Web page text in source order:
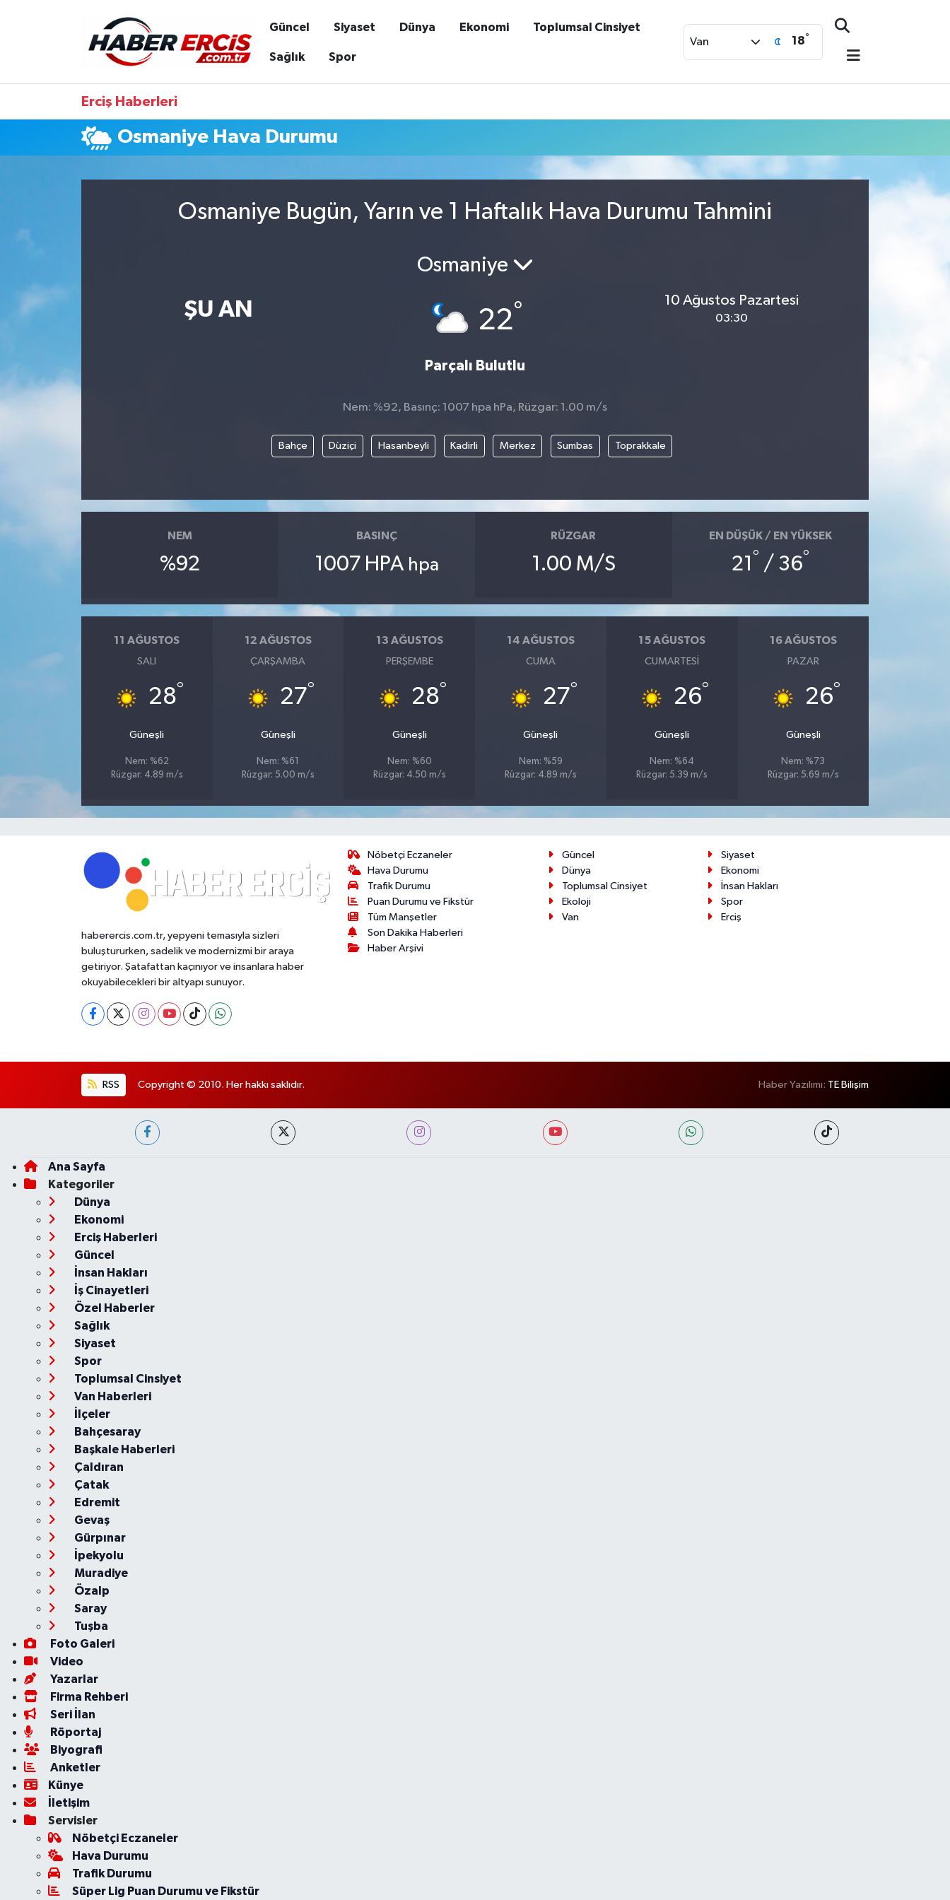
Güncel Siyaset Dünya Ekonomi Toplumsal Cinsiyet
Sağlık Spor
Van 18°
Erciş Haberleri
Osmaniye Hava Durumu
Osmaniye Bugün, Yarın ve 1 Haftalık Hava Durumu Tahmini
ŞU AN
Osmaniye
22°
Parçalı Bulutlu
10 Ağustos Pazartesi
03:30
Nem: %92, Basınç: 1007 hpa hPa, Rüzgar: 1.00 m/s
Bahçe Düziçi Hasanbeyli Kadirli Merkez Sumbas Toprakkale
NEM
%92
BASINÇ
1007 HPA hpa
RÜZGAR
1.00 M/S
EN DÜŞÜK / EN YÜKSEK
21 ° / 36°
11 AĞUSTOS
SALI
28°
Güneşli
Nem: %62
Rüzgar: 4.89 m/s
12 AĞUSTOS
ÇARŞAMBA
27°
Güneşli
Nem: %61
Rüzgar: 5.00 m/s
13 AĞUSTOS
PERŞEMBE
28°
Güneşli
Nem: %60
Rüzgar: 4.50 m/s
14 AĞUSTOS
CUMA
27°
Güneşli
Nem: %59
Rüzgar: 4.89 m/s
15 AĞUSTOS
CUMARTESI
26°
Güneşli
Nem: %64
Rüzgar: 5.39 m/s
16 AĞUSTOS
PAZAR
26°
Güneşli
Nem: %73
Rüzgar: 5.69 m/s
haberercis.com.tr, yepyeni temasıyla sizleri
buluştururken, sadelik ve modernizmi bir araya
getiriyor. Şatafattan kaçınıyor ve insanlara haber
okuyabilecekleri bir altyapı sunuyor.
Nöbetçi Eczaneler
Hava Durumu
Trafik Durumu
Puan Durumu ve Fikstür
Tüm Manşetler
Son Dakika Haberleri
Haber Arşivi
Güncel
Siyaset
Dünya
Ekonomi
Toplumsal Cinsiyet
İnsan Hakları
Ekoloji
Spor
Van
Erciş
RSS Copyright © 2010. Her hakkı saklıdır. Haber Yazılımı: TE Bilişim
Ana Sayfa
Kategoriler
Dünya
Ekonomi
Erciş Haberleri
Güncel
İnsan Hakları
İş Cinayetleri
Özel Haberler
Sağlık
Siyaset
Spor
Toplumsal Cinsiyet
Van Haberleri
İlçeler
Bahçesaray
Başkale Haberleri
Çaldıran
Çatak
Edremit
Gevaş
Gürpınar
İpekyolu
Muradiye
Özalp
Saray
Tuşba
Foto Galeri
Video
Yazarlar
Firma Rehberi
Seri İlan
Röportaj
Biyografi
Anketler
Künye
İletişim
Servisler
Nöbetçi Eczaneler
Hava Durumu
Trafik Durumu
Süper Lig Puan Durumu ve Fikstür